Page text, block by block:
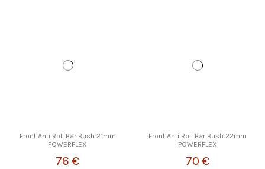
Front Anti Roll Bar Bush 21mm
POWERFLEX
76 €
Front Anti Roll Bar Bush 22mm
POWERFLEX
70 €